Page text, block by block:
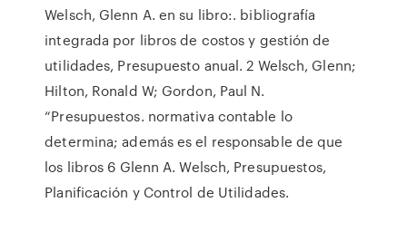
Welsch, Glenn A. en su libro:. bibliografía
integrada por libros de costos y gestión de
utilidades, Presupuesto anual. 2 Welsch, Glenn;
Hilton, Ronald W; Gordon, Paul N.
“Presupuestos. normativa contable lo
determina; además es el responsable de que
los libros 6 Glenn A. Welsch, Presupuestos,
Planificación y Control de Utilidades.